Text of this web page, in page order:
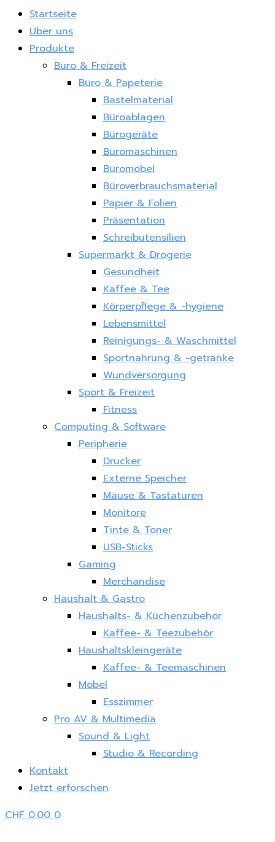
Startseite
Über uns
Produkte
Büro & Freizeit
Büro & Papeterie
Bastelmaterial
Büroablagen
Bürogeräte
Büromaschinen
Büromöbel
Büroverbrauchsmaterial
Papier & Folien
Präsentation
Schreibutensilien
Supermarkt & Drogerie
Gesundheit
Kaffee & Tee
Körperpflege & -hygiene
Lebensmittel
Reinigungs- & Waschmittel
Sportnahrung & -getränke
Wundversorgung
Sport & Freizeit
Fitness
Computing & Software
Peripherie
Drucker
Externe Speicher
Mäuse & Tastaturen
Monitore
Tinte & Toner
USB-Sticks
Gaming
Merchandise
Haushalt & Gastro
Haushalts- & Küchenzubehör
Kaffee- & Teezubehör
Haushaltskleingeräte
Kaffee- & Teemaschinen
Möbel
Esszimmer
Pro AV & Multimedia
Sound & Light
Studio & Recording
Kontakt
Jetzt erforschen
CHF0.00 0